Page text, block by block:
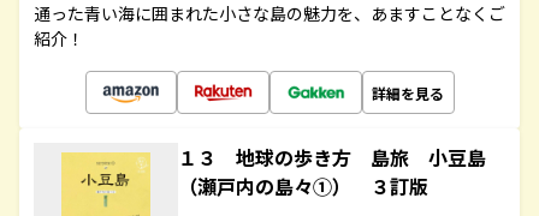
通った青い海に囲まれた小さな島の魅力を、あますことなくご
紹介！
詳細を見る
１３ 地球の歩き方 島旅 小豆島
（瀬戸内の島々①） ３訂版